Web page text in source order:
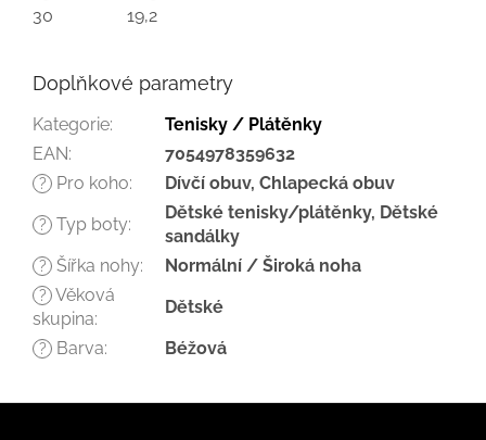
30
19,2
Doplňkové parametry
Kategorie:
Tenisky / Plátěnky
EAN: 7054978359632
? Pro koho: Dívčí obuv, Chlapecká obuv
? Typ boty:
Dětské tenisky/plátěnky, Dětské
sandálky
? Šířka nohy: Normální / Široká noha
? Věková
skupina:
Dětské
? Barva: Béžová